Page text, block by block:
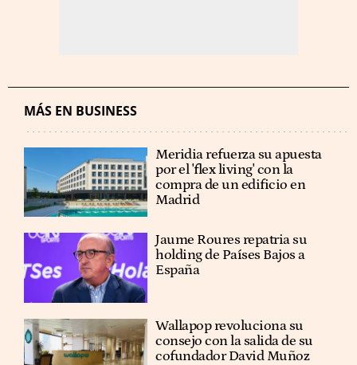
MÁS EN BUSINESS
Meridia refuerza su apuesta
por el 'flex living' con la
compra de un edificio en
Madrid
Jaume Roures repatria su
holding de Países Bajos a
España
Wallapop revoluciona su
consejo con la salida de su
cofundador David Muñoz